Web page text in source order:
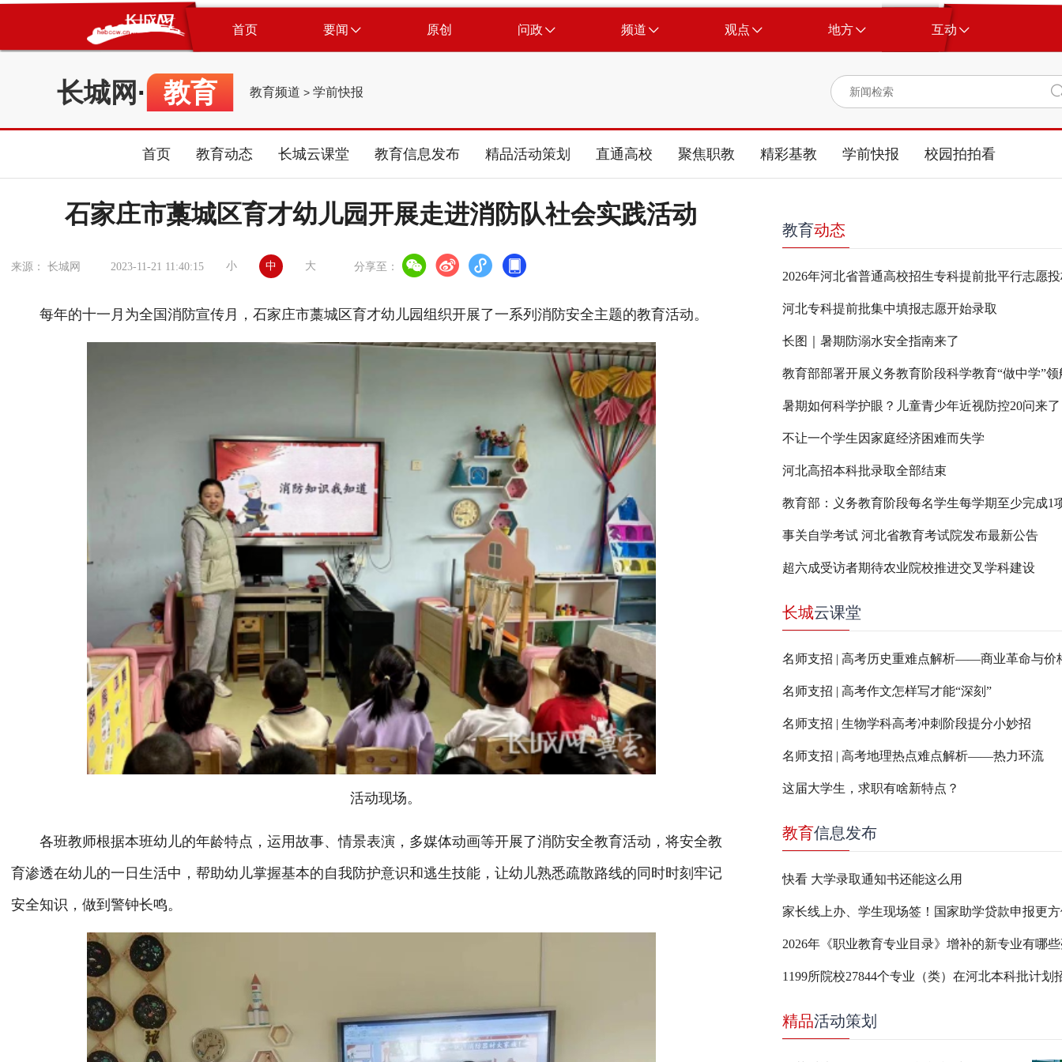
首页 要闻 原创 问政 频道 观点 地方 互动
长城网 · 教育 教育频道 > 学前快报
首页 教育动态 长城云课堂 教育信息发布 精品活动策划 直通高校 聚焦职教 精彩基教 学前快报 校园拍拍看
石家庄市藁城区育才幼儿园开展走进消防队社会实践活动
来源： 长城网 2023-11-21 11:40:15 小 中 大 分享至：
每年的十一月为全国消防宣传月，石家庄市藁城区育才幼儿园组织开展了一系列消防安全主题的教育活动。
活动现场。
各班教师根据本班幼儿的年龄特点，运用故事、情景表演，多媒体动画等开展了消防安全教育活动，将安全教
育渗透在幼儿的一日生活中，帮助幼儿掌握基本的自我防护意识和逃生技能，让幼儿熟悉疏散路线的同时时刻牢记
安全知识，做到警钟长鸣。
教育动态
2026年河北省普通高校招生专科提前批平行志愿
河北专科提前批集中填报志愿开始录取
长图｜暑期防溺水安全指南来了
教育部部署开展义务教育阶段科学教育“做中学”领
暑期如何科学护眼？儿童青少年近视防控20问来了
不让一个学生因家庭经济困难而失学
河北高招本科批录取全部结束
事关自学考试 河北省教育考试院发布最新公告
超六成受访者期待农业院校推进交叉学科建设
长城云课堂
名师支招 | 高考历史重难点解析——商业革命与价
名师支招 | 高考作文怎样写才能“深刻”
名师支招 | 生物学科高考冲刺阶段提分小妙招
名师支招 | 高考地理热点难点解析——热力环流
这届大学生，求职有啥新特点？
教育信息发布
快看 大学录取通知书还能这么用
家长线上办、学生现场签！国家助学贷款申报更
1199所院校27844个专业（类）在河北本科批计划
精品活动策划